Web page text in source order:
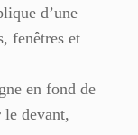
d’une
fenêtres et
en fond de
devant,